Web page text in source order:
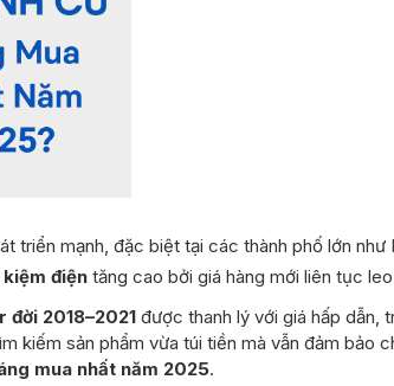
triển mạnh, đặc biệt tại các thành phố lớn
điện tăng cao bởi giá hàng mới liên tục
2018–2021 được thanh lý với giá hấp dẫn,
kiếm sản phẩm vừa túi tiền mà vẫn đảm bảo
mua nhất năm 2025.